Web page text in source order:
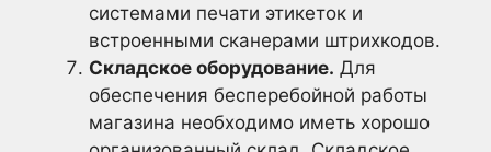
системами печати этикеток и
встроенными сканерами штрихкодов.
Складское оборудование. Для
обеспечения бесперебойной работы
магазина необходимо иметь хорошо